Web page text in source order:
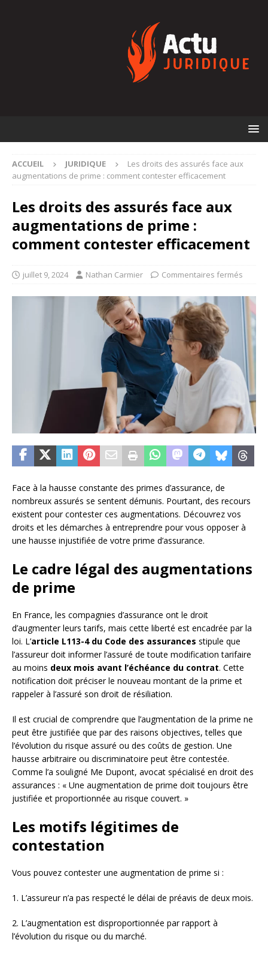
ACCUEIL JURIDIQUE
Les droits des assurés face aux
augmentations de prime : comment contester efficacement
Les droits des assurés face aux
augmentations de prime :
comment contester efficacement
juillet 9, 2024 Nathan Carmier Commentaires fermés
Face à la hausse constante des primes d’assurance, de
nombreux assurés se sentent démunis. Pourtant, des recours
existent pour contester ces augmentations. Découvrez vos
droits et les démarches à entreprendre pour vous opposer à
une hausse injustifiée de votre prime d’assurance.
Le cadre légal des augmentations
de prime
En France, les compagnies d’assurance ont le droit
d’augmenter leurs tarifs, mais cette liberté est encadrée par la
loi. L’article L113-4 du Code des assurances stipule que
l’assureur doit informer l’assuré de toute modification tarifaire
au moins deux mois avant l’échéance du contrat. Cette
notification doit préciser le nouveau montant de la prime et
rappeler à l’assuré son droit de résiliation.
Il est crucial de comprendre que l’augmentation de la prime ne
peut être justifiée que par des raisons objectives, telles que
l’évolution du risque assuré ou des coûts de gestion. Une
hausse arbitraire ou discriminatoire peut être contestée.
Comme l’a souligné Me Dupont, avocat spécialisé en droit des
assurances : « Une augmentation de prime doit toujours être
justifiée et proportionnée au risque couvert. »
Les motifs légitimes de
contestation
Vous pouvez contester une augmentation de prime si :
1. L’assureur n’a pas respecté le délai de préavis de deux mois.
2. L’augmentation est disproportionnée par rapport à
l’évolution du risque ou du marché.